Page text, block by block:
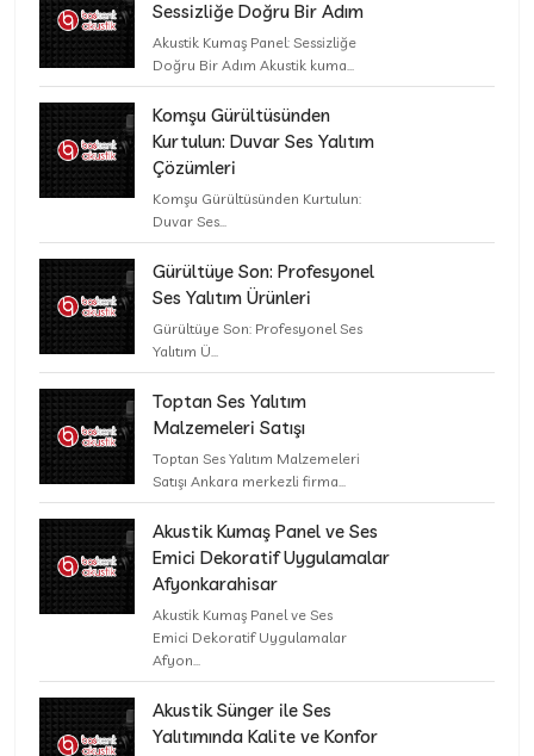
Sessizliğe Doğru Bir Adım
Akustik Kumaş Panel: Sessizliğe
Doğru Bir Adım Akustik kuma...
Komşu Gürültüsünden
Kurtulun: Duvar Ses Yalıtım
Çözümleri
Komşu Gürültüsünden Kurtulun:
Duvar Ses...
Gürültüye Son: Profesyonel
Ses Yalıtım Ürünleri
Gürültüye Son: Profesyonel Ses
Yalıtım Ü...
Toptan Ses Yalıtım
Malzemeleri Satışı
Toptan Ses Yalıtım Malzemeleri
Satışı Ankara merkezli firma...
Akustik Kumaş Panel ve Ses
Emici Dekoratif Uygulamalar
Afyonkarahisar
Akustik Kumaş Panel ve Ses
Emici Dekoratif Uygulamalar
Afyon...
Akustik Sünger ile Ses
Yalıtımında Kalite ve Konfor